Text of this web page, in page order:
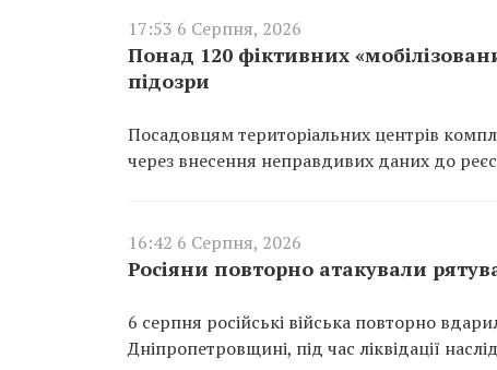
17:53 6 Серпня, 2026
Понад 120 фіктивних
підозри
Посадовцям територіальних центрів
через внесення неправдивих даних до
16:42 6 Серпня, 2026
Росіяни повторно атакували
6 серпня російські війська повторно
Дніпропетровщині, під час ліквідації